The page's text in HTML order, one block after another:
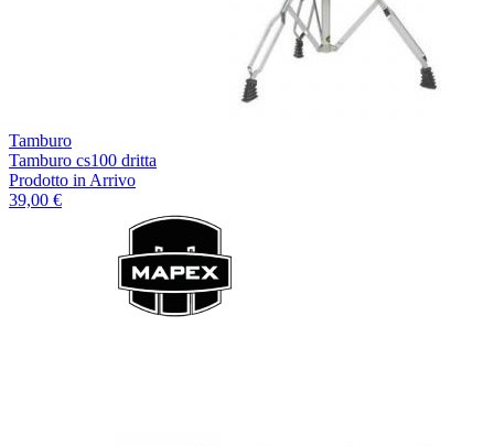
Tamburo
Tamburo cs100 dritta
Prodotto in Arrivo
39,00 €